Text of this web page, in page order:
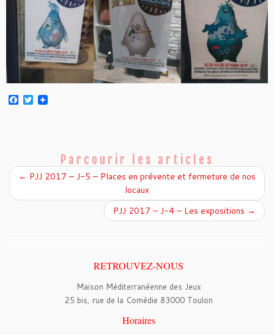
F
k
T
w
Parcourir les articles
← PJJ 2017 – J-5 – Places en prévente et fermeture de nos
locaux
PJJ 2017 – J-4 – Les expositions →
RETROUVEZ-NOUS
Maison Méditerranéenne des Jeux
25 bis, rue de la Comédie 83000 Toulon
Horaires